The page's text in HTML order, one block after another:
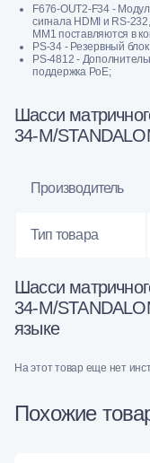
F676-OUT2-F34 -
сигнала HDMI и RS-
MM1 поставляются в
PS-34 - Резервный
PS-4812 -
поддержка PoE;
Шасси
34-M/
Производитель
Тип товара
Шасси
34-M/
языке
На этот товар еще нет
Похожие